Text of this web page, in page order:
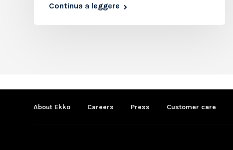
Continua a leggere
About Ekko Careers Press Customer care